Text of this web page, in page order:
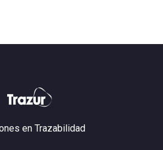
en Trazabilidad